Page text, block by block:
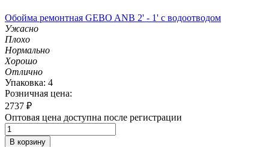
Обойма ремонтная GEBO ANB 2' - 1' с водоотводом
Ужасно
Плохо
Нормально
Хорошо
Отлично
Упаковка: 4
Розничная цена:
2737 ₽
Оптовая цена доступна после регистрации
В корзину